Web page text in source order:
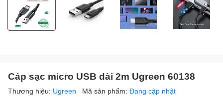
Cáp sạc micro USB dài 2m Ugreen 60138
Thương hiệu: Ugreen Mã sản phẩm: Đang cập nhật